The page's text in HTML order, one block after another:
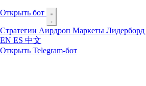
Открыть бот
Стратегии Аирдроп Маркеты Лидерборд
EN ES 中文
Открыть Telegram-бот